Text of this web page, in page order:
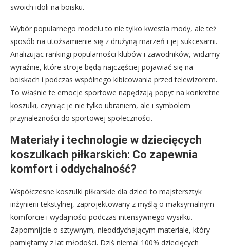
swoich idoli na boisku.
Wybór popularnego modelu to nie tylko kwestia mody, ale też
sposób na utożsamienie się z drużyną marzeń i jej sukcesami.
Analizując rankingi popularności klubów i zawodników, widzimy
wyraźnie, które stroje będą najczęściej pojawiać się na
boiskach i podczas wspólnego kibicowania przed telewizorem.
To właśnie te emocje sportowe napędzają popyt na konkretne
koszulki, czyniąc je nie tylko ubraniem, ale i symbolem
przynależności do sportowej społeczności.
Materiały i technologie w dziecięcych
koszulkach piłkarskich: Co zapewnia
komfort i oddychalność?
Współczesne koszulki piłkarskie dla dzieci to majstersztyk
inżynierii tekstylnej, zaprojektowany z myślą o maksymalnym
komforcie i wydajności podczas intensywnego wysiłku.
Zapomnijcie o sztywnym, nieoddychającym materiale, który
pamiętamy z lat młodości. Dziś niemal 100% dziecięcych